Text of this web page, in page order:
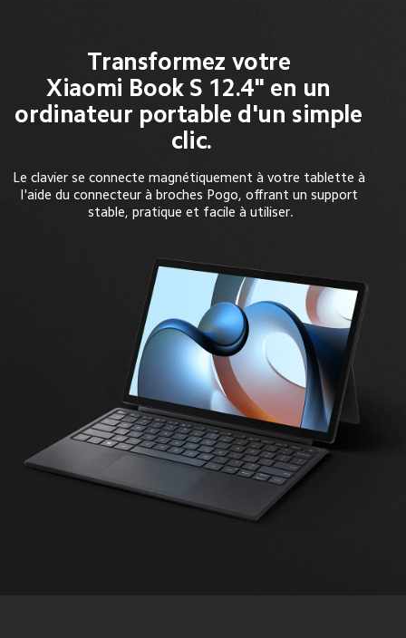
Transformez votre
Xiaomi Book S 12.4" en un
ordinateur portable d'un simple
clic.
Le clavier se connecte magnétiquement à votre tablette à
l'aide du connecteur à broches Pogo, offrant un support
stable, pratique et facile à utiliser.